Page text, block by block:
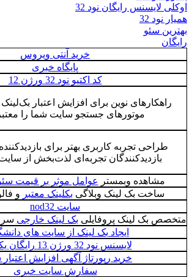
اوکلی لایسنس رایگان نود 32
همیار نود 32
بهترین سئو
رایگان
خرید آنتی ویروس
پایگاه خبری
کد اکتیو نود 32 ورژن 12
راهکارهای نوین برای ‌افزایش اعتبار بک‌لینک
موتورهای جستجو سایت شما را
طراحی تجربه کاربری بهتر برای
بازدیدکنندگان تجربه‌ای لذت‌بخش از
مشاهده وبمستر عوامل موثر بر قیمت
ساخت بک لینک وبلاگی بکلینک معتبر و
سایت nod32
متخصص بک لینک پروفایلی بک لینک خارجی
ایجاد بک لینک از سایت های
لایسنس نود 32 ورژن 13 رایگان یکساله
خرید رپورتاژ آگهی افزایش
سفارش سایت خبری